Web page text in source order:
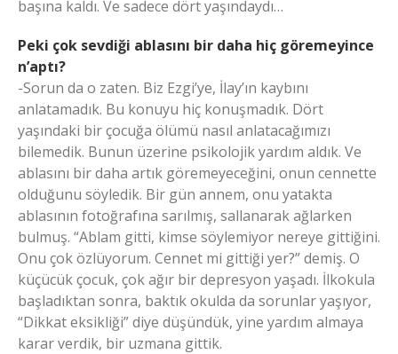
başına kaldı. Ve sadece dört yaşındaydı…
Peki çok sevdiği ablasını bir daha hiç göremeyince
n’aptı?
-Sorun da o zaten. Biz Ezgi’ye, İlay’ın kaybını
anlatamadık. Bu konuyu hiç konuşmadık. Dört
yaşındaki bir çocuğa ölümü nasıl anlatacağımızı
bilemedik. Bunun üzerine psikolojik yardım aldık. Ve
ablasını bir daha artık göremeyeceğini, onun cennette
olduğunu söyledik. Bir gün annem, onu yatakta
ablasının fotoğrafına sarılmış, sallanarak ağlarken
bulmuş. “Ablam gitti, kimse söylemiyor nereye gittiğini.
Onu çok özlüyorum. Cennet mi gittiği yer?” demiş. O
küçücük çocuk, çok ağır bir depresyon yaşadı. İlkokula
başladıktan sonra, baktık okulda da sorunlar yaşıyor,
“Dikkat eksikliği” diye düşündük, yine yardım almaya
karar verdik, bir uzmana gittik.